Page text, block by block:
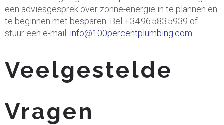
een adviesgesprek over zonne-energie in te plannen en
te beginnen met besparen. Bel +34 96 583 5939 of
stuur een e-mail. info@100percentplumbing.com
Veelgestelde
Vragen